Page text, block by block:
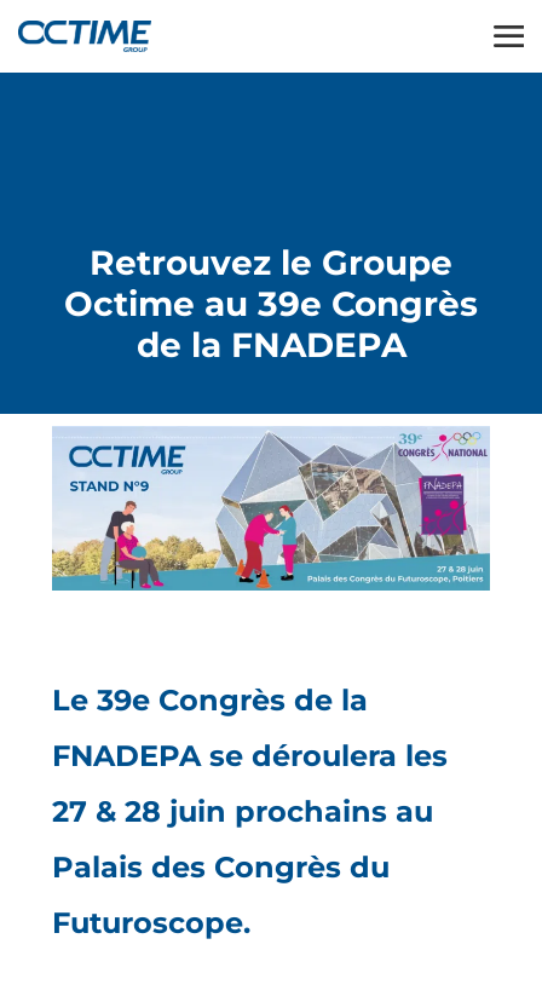
Retrouvez le Groupe
Octime au 39e Congrès
de la FNADEPA
Le 39e Congrès de la
FNADEPA se déroulera les
27 & 28 juin prochains au
Palais des Congrès du
Futuroscope.